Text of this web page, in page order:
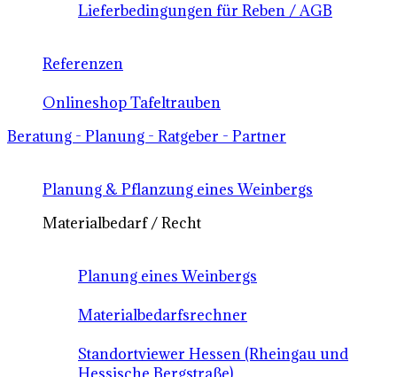
Lieferbedingungen für Reben / AGB
Referenzen
Onlineshop Tafeltrauben
Beratung - Planung - Ratgeber - Partner
Planung & Pflanzung eines Weinbergs
Materialbedarf / Recht
Planung eines Weinbergs
Materialbedarfsrechner
Standortviewer Hessen (Rheingau und